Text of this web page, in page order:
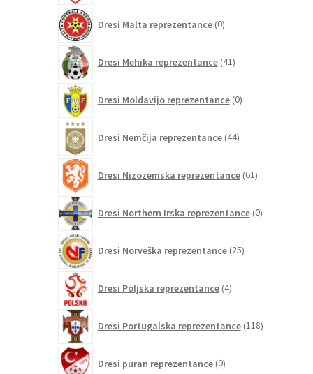
Dresi Malta reprezentance 0izdelkov
Dresi Mehika reprezentance 41izdelkov
Dresi Moldavijo reprezentance 0izdelkov
Dresi Nemčija reprezentance 44izdelkov
Dresi Nizozemska reprezentance 61izdelkov
Dresi Northern Irska reprezentance 0izdelkov
Dresi Norveška reprezentance 25izdelkov
Dresi Poljska reprezentance 4izdelki
Dresi Portugalska reprezentance 118izdelkov
Dresi puran reprezentance 0izdelkov